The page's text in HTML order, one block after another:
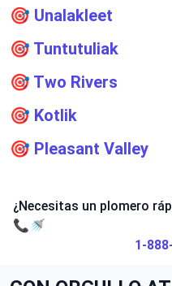
🎯 Unalakleet
🎯 Tuntutuliak
🎯 Two Rivers
🎯 Kotlik
🎯 Pleasant Valley
¿Necesitas un plomero
📞🚿
1-